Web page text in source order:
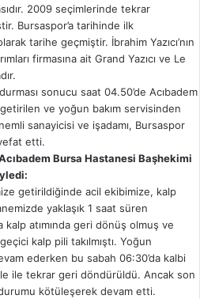
2009 seçimlerinde tekrar
Bursaspor’a tarihinde ilk
tarihe geçmiştir. İbrahim Yazıcı’nın
firmasına ait Grand Yazıcı ve Le
sonucu saat 04.50’de Acıbadem
ve yoğun bakım servisinden
sanayicisi ve işadamı, Bursaspor
etti.
Bursa Hastanesi Başhekimi
getirildiğinde acil ekibimize, kalp
yaklaşık 1 saat süren
kalp atımında geri dönüş olmuş ve
kalp pili takılmıştı. Yoğun
ederken bu sabah 06:30’da kalbi
ile tekrar geri döndürüldü. Ancak son
kötüleşerek devam etti.